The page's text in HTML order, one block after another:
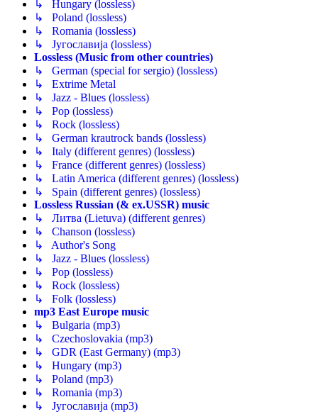
↳ Hungary (lossless)
↳ Poland (lossless)
↳ Romania (lossless)
↳ Југославија (lossless)
Lossless (Music from other countries)
↳ German (special for sergio) (lossless)
↳ Extrime Metal
↳ Jazz - Blues (lossless)
↳ Pop (lossless)
↳ Rock (lossless)
↳ German krautrock bands (lossless)
↳ Italy (different genres) (lossless)
↳ France (different genres) (lossless)
↳ Latin America (different genres) (lossless)
↳ Spain (different genres) (lossless)
Lossless Russian (& ex.USSR) music
↳ Литва (Lietuva) (different genres)
↳ Chanson (lossless)
↳ Author's Song
↳ Jazz - Blues (lossless)
↳ Pop (lossless)
↳ Rock (lossless)
↳ Folk (lossless)
mp3 East Europe music
↳ Bulgaria (mp3)
↳ Czechoslovakia (mp3)
↳ GDR (East Germany) (mp3)
↳ Hungary (mp3)
↳ Poland (mp3)
↳ Romania (mp3)
↳ Југославија (mp3)